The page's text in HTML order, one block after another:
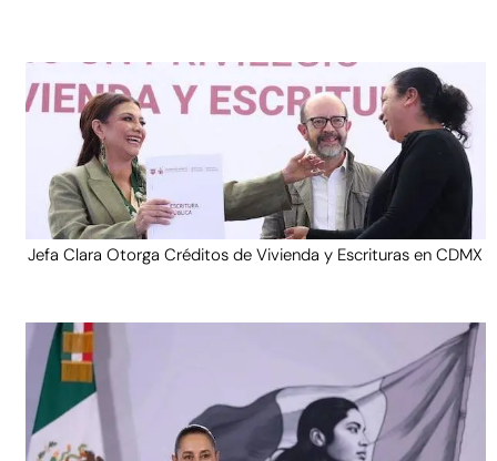
Jefa Clara Otorga Créditos de Vivienda y Escrituras en CDMX